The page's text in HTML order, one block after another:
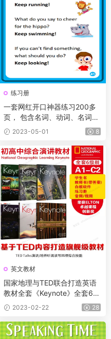
练习册
一套网红开口神器练习200多
页， 包含名词、动词、名词句
型、动词句型，还有思维导图
学习
2023-05-01 8
英文教材
国家地理与TED联合打造英语
教材全套《Keynote》全套6级
别A1-C2 学生书+教师书+白板
软件+练习册+音视频
2023-02-22 28